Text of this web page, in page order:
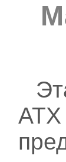
АТХ